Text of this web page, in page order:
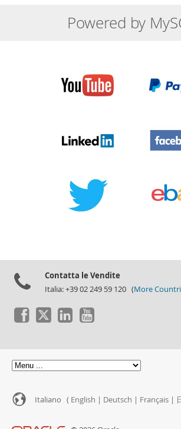
Powered by
Contatta le Vendite
Italia: +39 02 249 59 120 (More
Italiano ( English | Deutsch | Français |